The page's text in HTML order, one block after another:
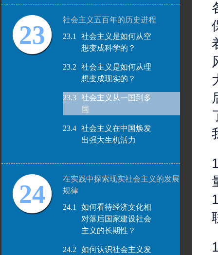
23
社会主义五百年的历史进程
23.1
社会主义是如何从空
想变成科学的？
23.2
社会主义是如何从理
想变成现实的？
23.3
社会主义从一国到多
国
23.4
社会主义在中国焕发
出强大生机活力
24
在实践中探索现实社会主义的发展
规律
24.1
如何看待经济文化相
对落后国家建设社会
主义的长期性？
24.2
如何认识社会主义发